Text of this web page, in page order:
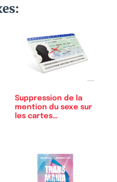
Suppression de la
mention du sexe sur
les cartes…